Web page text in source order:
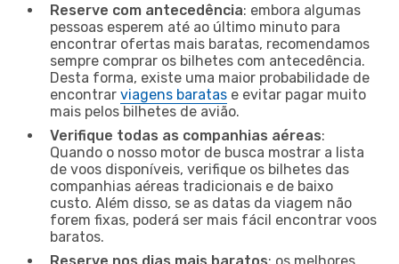
Reserve com antecedência: embora algumas
pessoas esperem até ao último minuto para
encontrar ofertas mais baratas, recomendamos
sempre comprar os bilhetes com antecedência.
Desta forma, existe uma maior probabilidade de
encontrar viagens baratas e evitar pagar muito
mais pelos bilhetes de avião.
Verifique todas as companhias aéreas:
Quando o nosso motor de busca mostrar a lista
de voos disponíveis, verifique os bilhetes das
companhias aéreas tradicionais e de baixo
custo. Além disso, se as datas da viagem não
forem fixas, poderá ser mais fácil encontrar voos
baratos.